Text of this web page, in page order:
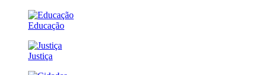
Educação
Justiça